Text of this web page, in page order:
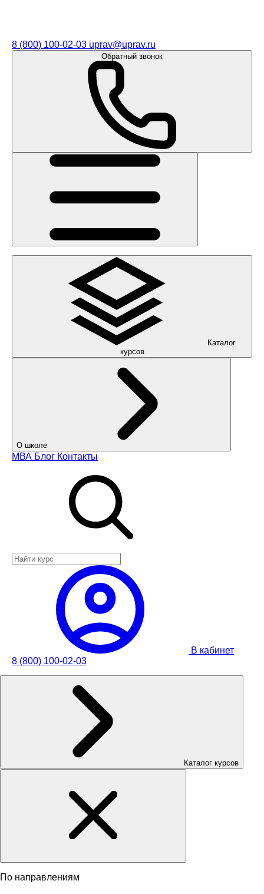
8 (800) 100-02-03 uprav@uprav.ru
Обратный звонок
Каталог
курсов
О школе
МВА Блог Контакты
В кабинет
8 (800) 100-02-03
Каталог курсов
По направлениям